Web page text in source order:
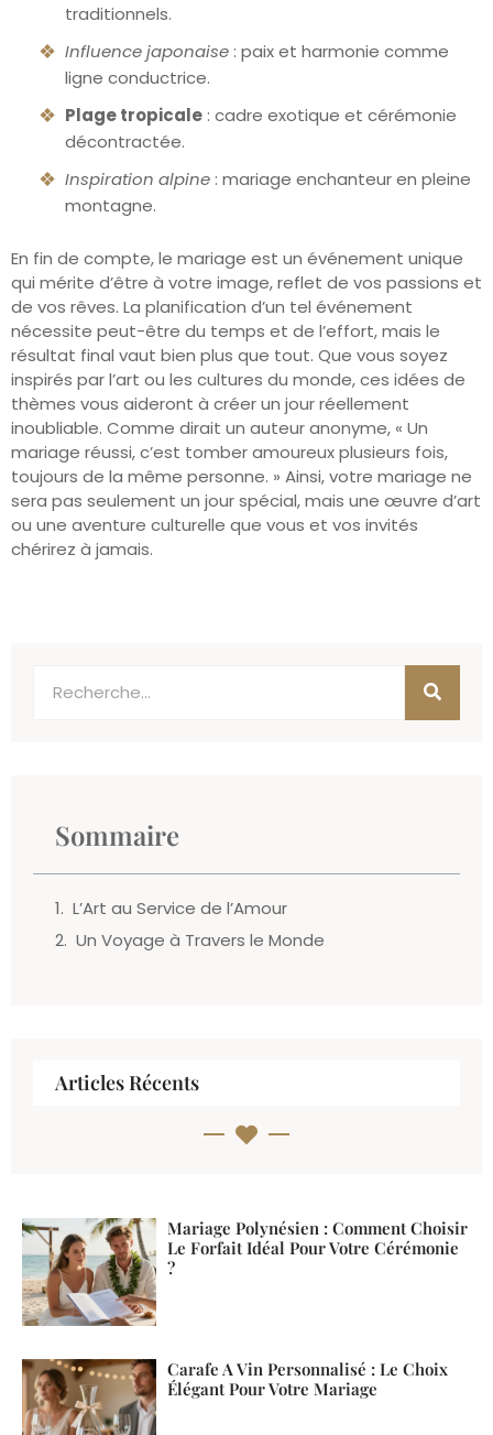
traditionnels.
Influence japonaise : paix et harmonie comme
ligne conductrice.
Plage tropicale : cadre exotique et cérémonie
décontractée.
Inspiration alpine : mariage enchanteur en pleine
montagne.
En fin de compte, le mariage est un événement unique
qui mérite d’être à votre image, reflet de vos passions et
de vos rêves. La planification d’un tel événement
nécessite peut-être du temps et de l’effort, mais le
résultat final vaut bien plus que tout. Que vous soyez
inspirés par l’art ou les cultures du monde, ces idées de
thèmes vous aideront à créer un jour réellement
inoubliable. Comme dirait un auteur anonyme, « Un
mariage réussi, c’est tomber amoureux plusieurs fois,
toujours de la même personne. » Ainsi, votre mariage ne
sera pas seulement un jour spécial, mais une œuvre d’art
ou une aventure culturelle que vous et vos invités
chérirez à jamais.
Sommaire
L’Art au Service de l’Amour
Un Voyage à Travers le Monde
Articles Récents
Mariage Polynésien : Comment Choisir
Le Forfait Idéal Pour Votre Cérémonie
?
Carafe A Vin Personnalisé : Le Choix
Élégant Pour Votre Mariage